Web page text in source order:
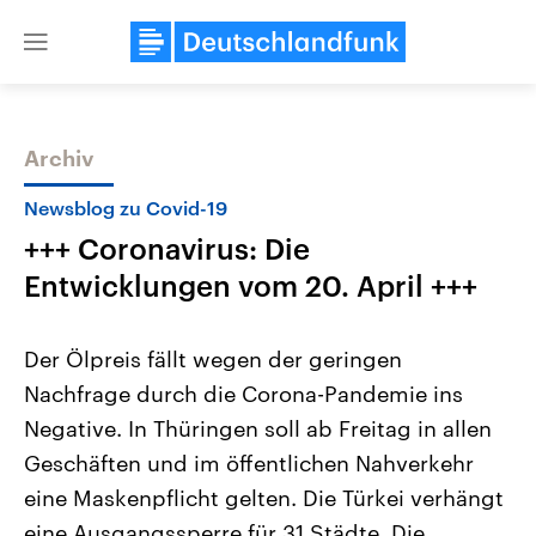
Close
Themen
Landtagswahl Sachsen-Anhalt
2026
Alle Informationen
Sachsen-Anhalt wählt am 6.
September 2026 einen neuen
Landtag. Seit 2021 wird das
Bundesland von einer Koalition aus
USA
Aktuelle Beiträge,
Hintergründe
Wirtschaftlich und
gehören die Vereinigten
den mächtigsten Ländern
mit großem Einfluss auf
Archiv
Newsblog zu Covid-19
+++ Coronavirus: Die
Entwicklungen vom 20. April +++
Der Ölpreis fällt wegen der geringen
Nachfrage durch die Corona-Pandemie ins
Negative. In Thüringen soll ab Freitag in allen
Geschäften und im öffentlichen Nahverkehr
eine Maskenpflicht gelten. Die Türkei verhängt